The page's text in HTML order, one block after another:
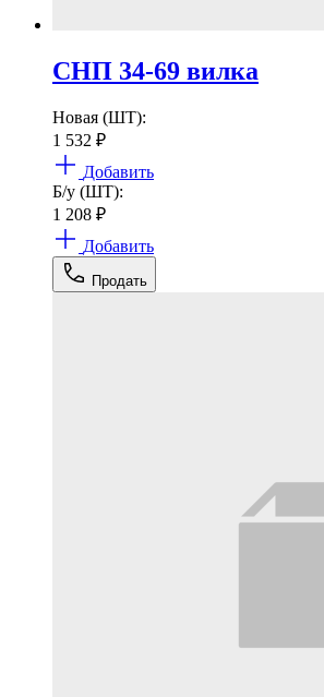
СНП 34-69 вилка
Новая (ШТ):
1 532 ₽
Добавить
Б/у (ШТ):
1 208 ₽
Добавить
Продать